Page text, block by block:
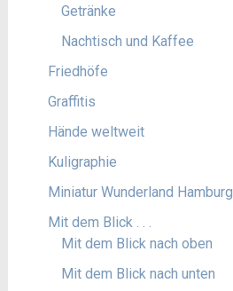
Getränke
Nachtisch und Kaffee
Friedhöfe
Graffitis
Hände weltweit
Kuligraphie
Miniatur Wunderland Hamburg
Mit dem Blick . . .
Mit dem Blick nach oben
Mit dem Blick nach unten